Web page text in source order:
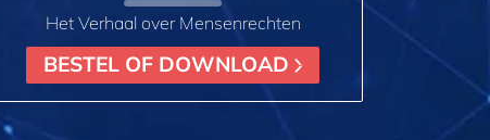
Het Verhaal over Mensenrechten
BESTEL OF DOWNLOAD